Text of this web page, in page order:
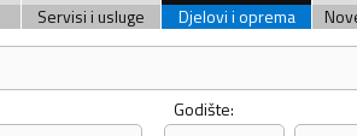
Servisi i usluge Djelovi i oprema
Godište: